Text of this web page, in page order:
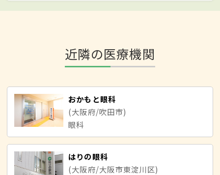
近隣の医療機関
おかもと眼科
(大阪府/吹田市)
眼科
はりの眼科
(大阪府/大阪市東淀川区)